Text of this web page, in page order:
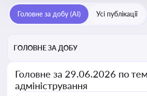
Головне за добу (AI) Усі публікації
ГОЛОВНЕ ЗА ДОБУ
Головне за 29.06.2026 по
адміністрування